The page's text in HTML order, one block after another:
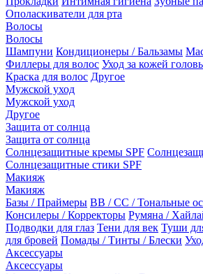
Ополаскиватели для рта
Волосы
Волосы
Шампуни Кондиционеры / Бальзамы
Филлеры для волос Уход за кожей
Краска для волос Другое
Мужской уход
Мужской уход
Другое
Защита от солнца
Защита от солнца
Солнцезащитные кремы SPF
Солнцезащитные стики SPF
Макияж
Макияж
Базы / Праймеры BB / CC / Тональные
Консилеры / Корректоры Румяна /
Подводки для глаз Тени для век Туши
для бровей Помады / Тинты / Блески
Аксессуары
Аксессуары